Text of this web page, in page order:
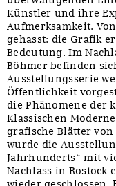
Künstler und ihre
Aufmerksamkeit.
gehasst: die Grafik
Bedeutung. Im
Böhmer befinden
Ausstellungsserie
Öffentlichkeit
die Phänomene der
Klassischen
grafische Blätter
wurde die
Jahrhunderts“ mit
Nachlass in Rostock